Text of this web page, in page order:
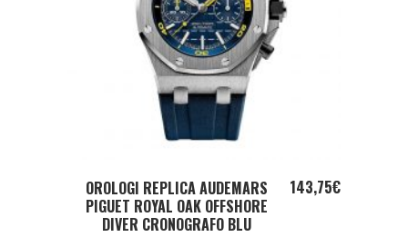
ADD TO CART
OROLOGI REPLICA AUDEMARS
PIGUET ROYAL OAK OFFSHORE
DIVER CRONOGRAFO BLU
143,75€